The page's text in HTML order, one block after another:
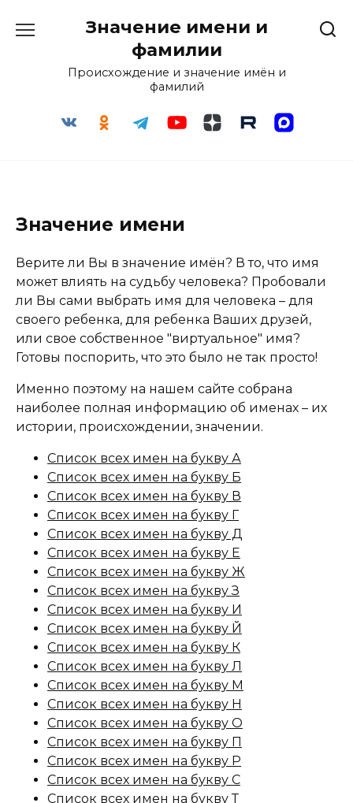
Значение имени и
фамилии
Происхождение и значение имён и
фамилий
Значение имени
Верите ли Вы в значение имён? В то, что имя
может влиять на судьбу человека? Пробовали
ли Вы сами выбрать имя для человека – для
своего ребенка, для ребенка Ваших друзей,
или свое собственное "виртуальное" имя?
Готовы поспорить, что это было не так просто!
Именно поэтому на нашем сайте собрана
наиболее полная информацию об именах – их
истории, происхождении, значении.
Список всех имен на букву А
Список всех имен на букву Б
Список всех имен на букву В
Список всех имен на букву Г
Список всех имен на букву Д
Список всех имен на букву Е
Список всех имен на букву Ж
Список всех имен на букву З
Список всех имен на букву И
Список всех имен на букву Й
Список всех имен на букву К
Список всех имен на букву Л
Список всех имен на букву М
Список всех имен на букву Н
Список всех имен на букву О
Список всех имен на букву П
Список всех имен на букву Р
Список всех имен на букву С
Список всех имен на букву Т